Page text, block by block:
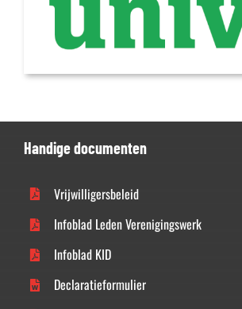
Handige documenten
Vrijwilligersbeleid
Infoblad Leden Verenigingswerk
Infoblad KID
Declaratieformulier